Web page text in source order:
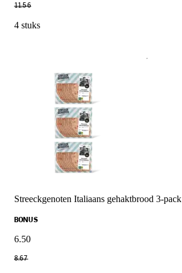
11.56
4 stuks
Streeckgenoten Italiaans gehaktbrood 3-pack
BONUS
6.50
8.67